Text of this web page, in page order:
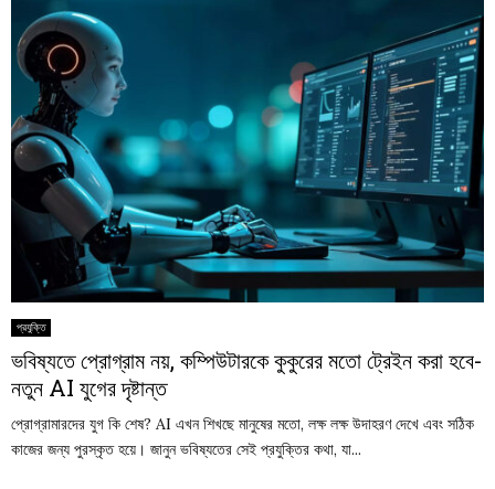
প্রযুক্তি
ভবিষ্যতে প্রোগ্রাম নয়, কম্পিউটারকে কুকুরের মতো ট্রেইন করা হবে-
নতুন AI যুগের দৃষ্টান্ত
প্রোগ্রামারদের যুগ কি শেষ? AI এখন শিখছে মানুষের মতো, লক্ষ লক্ষ উদাহরণ দেখে এবং সঠিক
কাজের জন্য পুরস্কৃত হয়ে। জানুন ভবিষ্যতের সেই প্রযুক্তির কথা, যা...